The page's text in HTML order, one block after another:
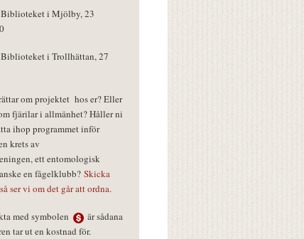
i Mjölby, 23
i Trollhättan, 27
om projektet hos er? Eller
fjärilar i allmänhet? Håller ni
ihop programmet inför
krets av
ett entomologisk
en fågelklubb? Skicka
ser vi om det går att ordna.
med symbolen
är sådana
tar ut en kostnad för.